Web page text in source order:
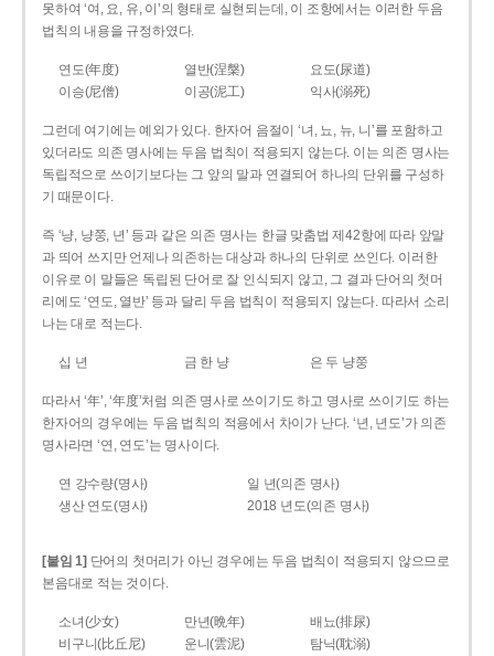
못하여 ‘여, 요, 유, 이’의 형태로 실현되는데, 이 조항에서는 이러한 두음
법칙의 내용을 규정하였다.
연도(年度) 열반(涅槃)
요도(尿道)
이승(尼僧)
이공(泥工) 익사(溺死)
그런데 여기에는 예외가 있다. 한자어 음절이 ‘녀, 뇨, 뉴, 니’를 포함하고
있더라도 의존 명사에는 두음 법칙이 적용되지 않는다. 이는 의존 명사는
독립적으로 쓰이기보다는 그 앞의 말과 연결되어 하나의 단위를 구성하
기 때문이다.
즉 ‘냥, 냥쭝, 년’ 등과 같은 의존 명사는 한글 맞춤법 제42항에 따라 앞말
과 띄어 쓰지만 언제나 의존하는 대상과 하나의 단위로 쓰인다. 이러한
이유로 이 말들은 독립된 단어로 잘 인식되지 않고, 그 결과 단어의 첫머
리에도 ‘연도, 열반’ 등과 달리 두음 법칙이 적용되지 않는다. 따라서 소리
나는 대로 적는다.
십 년 금 한 냥 은 두 냥쭝
따라서 ‘年’, ‘年度’처럼 의존 명사로 쓰이기도 하고 명사로 쓰이기도 하는
한자어의 경우에는 두음 법칙의 적용에서 차이가 난다. ‘년, 년도’가 의존
명사라면 ‘연, 연도’는 명사이다.
연 강수량(명사)
일 년(의존 명사)
생산 연도(명사)
2018 년도(의존 명사)
[붙임 1] 단어의 첫머리가 아닌 경우에는 두음 법칙이 적용되지 않으므로
본음대로 적는 것이다.
소녀(少女) 만년(晩年)
배뇨(排尿)
비구니(比丘尼)
운니(雲泥) 탐닉(耽溺)